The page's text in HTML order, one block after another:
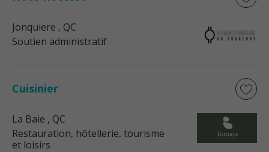
Jonquiere , QC
Soutien administratif
Cuisinier
La Baie , QC
Restauration, hôtellerie, tourisme
et loisirs